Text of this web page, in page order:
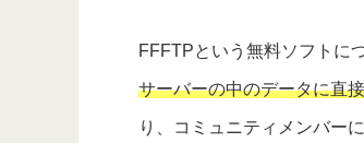
FFFTPという無料ソフトに
サーバーの中のデータに直
り、コミュニティメンバー